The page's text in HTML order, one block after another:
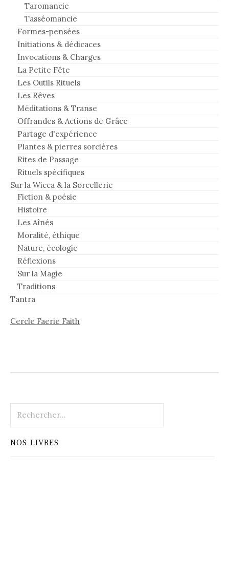
Taromancie
Tasséomancie
Formes-pensées
Initiations & dédicaces
Invocations & Charges
La Petite Fête
Les Outils Rituels
Les Rêves
Méditations & Transe
Offrandes & Actions de Grâce
Partage d'expérience
Plantes & pierres sorcières
Rites de Passage
Rituels spécifiques
Sur la Wicca & la Sorcellerie
Fiction & poésie
Histoire
Les Aînés
Moralité, éthique
Nature, écologie
Réflexions
Sur la Magie
Traditions
Tantra
Cercle Faerie Faith
NOS LIVRES